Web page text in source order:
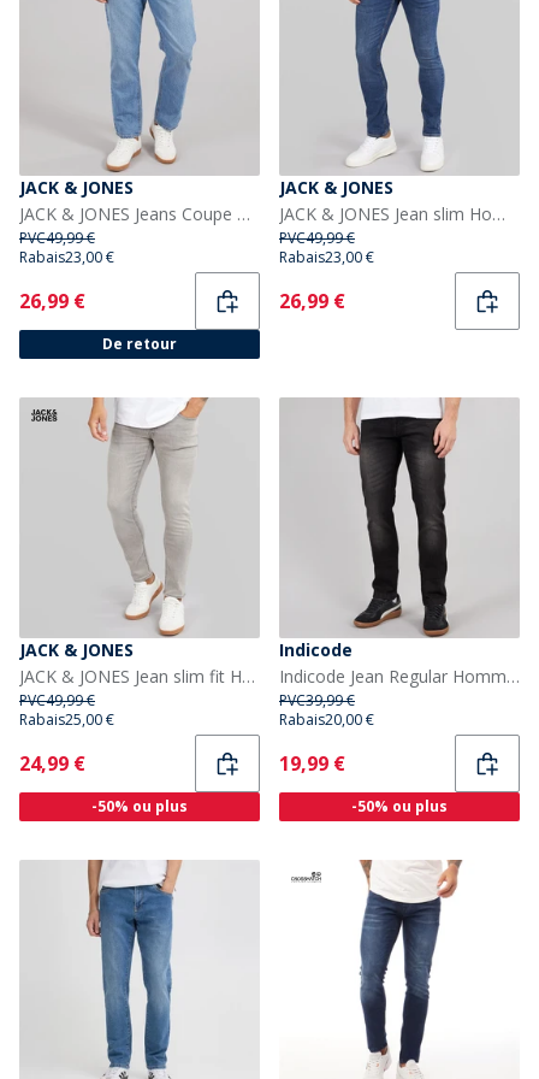
JACK & JONES
JACK & JONES Jeans Coupe Décontractée Homme Chris SQ 957 Denim Bleu
PVC49,99 €
Rabais23,00 €
Current
26,99 €
De retour
JACK & JONES
JACK & JONES Jean slim Homme Glenn SQ 327 Bleu
PVC49,99 €
Rabais23,00 €
Current
26,99 €
JACK & JONES
JACK & JONES Jean slim fit Homme Glenn Original 333 Grey Denim
PVC49,99 €
Rabais25,00 €
Current
24,99 €
-50% ou plus
Indicode
Indicode Jean Regular Homme Tony Noir
PVC39,99 €
Rabais20,00 €
Current
19,99 €
-50% ou plus